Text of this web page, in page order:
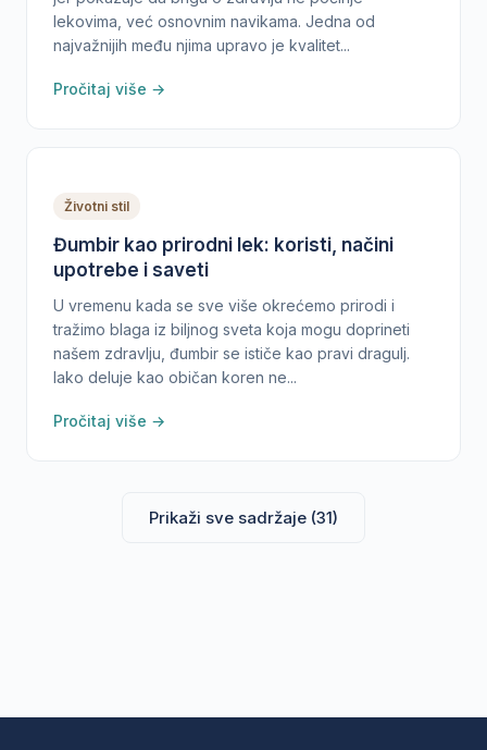
lekovima, već osnovnim navikama. Jedna od
najvažnijih među njima upravo je kvalitet...
Pročitaj više →
Životni stil
Đumbir kao prirodni lek: koristi, načini
upotrebe i saveti
U vremenu kada se sve više okrećemo prirodi i
tražimo blaga iz biljnog sveta koja mogu doprineti
našem zdravlju, đumbir se ističe kao pravi dragulj.
Iako deluje kao običan koren ne...
Pročitaj više →
Prikaži sve sadržaje (31)